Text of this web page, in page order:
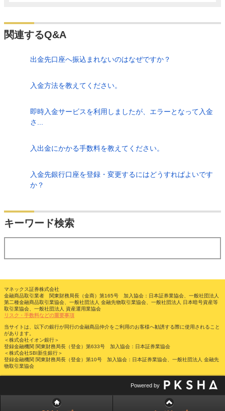
関連するQ&A
出金先口座へ振込まれないのはなぜですか？
入金方法を教えてください。
即時入金サービスを利用しましたが、エラーとなって入金
さ...
入出金にかかる手数料を教えてください。
入金先銀行口座を登録・変更するにはどうすればよいです
か？
キーワード検索
マネックス証券株式会社
金融商品取引業者 関東財務局長（金商）第165号 加入協会：日本証券業協会、一般社団法人
第二種金融商品取引業協会、一般社団法人 金融先物取引業協会、一般社団法人 日本暗号資産等
取引業協会、一般社団法人 資産運用業協会
リスク・手数料などの重要事項
当サイトは、以下の銀行が同行の金融商品仲介をご利用のお客様へ勧誘する際に使用されること
があります。
＜株式会社イオン銀行＞
登録金融機関 関東財務局長（登金）第633号 加入協会：日本証券業協会
＜株式会社SBI新生銀行＞
登録金融機関 関東財務局長（登金）第10号 加入協会：日本証券業協会、一般社団法人 金融先
物取引業協会
Powered by